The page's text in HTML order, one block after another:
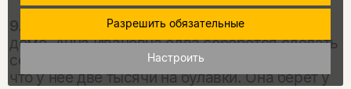
9.02.1883.
У Суворина по-прежнему ад в
доме. Анна Ивановна едва собе­рется сделать
себе рубашки, а [А.А.] Коломнина хвалится,
что у нее две ты­сячи на булавки. Она берет у
Разрешить обязательные
Настроить